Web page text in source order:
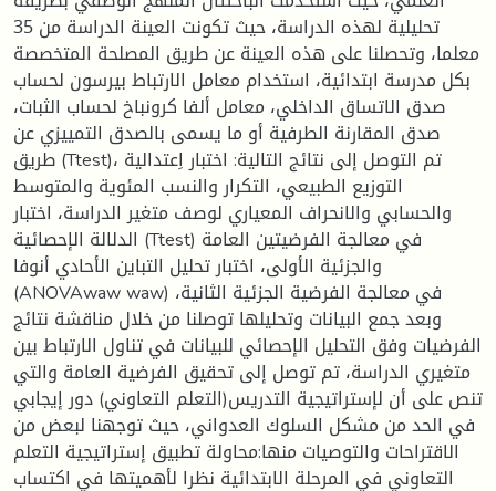
تحليلية لهذه الدراسة، حيث تكونت العينة الدراسة من 35
معلما، وتحصلنا على هذه العينة عن طريق المصلحة المتخصصة
بكل مدرسة ابتدائية، استخدام معامل الارتباط بيرسون لحساب
صدق الاتساق الداخلي، معامل ألفا كرونباخ لحساب الثبات،
صدق المقارنة الطرفية أو ما يسمى بالصدق التمييزي عن
طريق (Ttest)، تم التوصل إلى نتائج التالية: اختبار اِعتدالية
التوزيع الطبيعي، التكرار والنسب المئوية والمتوسط
والحسابي والانحراف المعياري لوصف متغير الدراسة، اختبار
الدلالة الإحصائية (Ttest) في معالجة الفرضيتين العامة
والجزئية الأولى، اختبار تحليل التباين الأحادي أنوفا
(ANOVAwaw waw) في معالجة الفرضية الجزئية الثانية،
وبعد جمع البيانات وتحليلها توصلنا من خلال مناقشة نتائج
الفرضيات وفق التحليل الإحصائي للبيانات في تناول الارتباط بين
متغيري الدراسة، تم توصل إلى تحقيق الفرضية العامة والتي
تنص على أن لإستراتيجية التدريس(التعلم التعاوني) دور إيجابي
في الحد من مشكل السلوك العدواني، حيث توجهنا لبعض من
الاقتراحات والتوصيات منها:محاولة تطبيق إستراتيجية التعلم
التعاوني في المرحلة الابتدائية نظرا لأهميتها في اكتساب